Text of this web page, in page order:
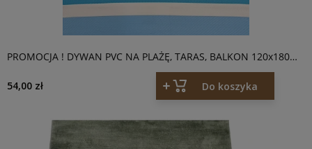
PROMOCJA ! DYWAN PVC NA PLAŻĘ, TARAS, BALKON 120x180
54,00 zł
Do koszyka